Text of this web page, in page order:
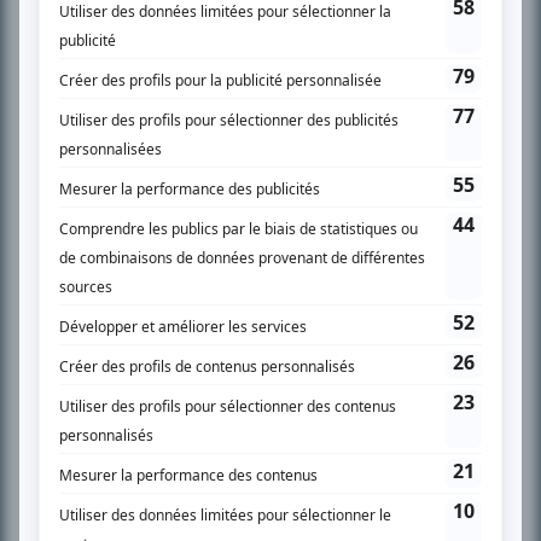
SUR LE RÉSEAU BIZZ MÉDIA
PLAN DU SITE
Accueil
Liste des oeuvres
Recherche avancée
À propos
Nous contacter
Termes et conditions
Politique de confidentialité
Gestion du consentement